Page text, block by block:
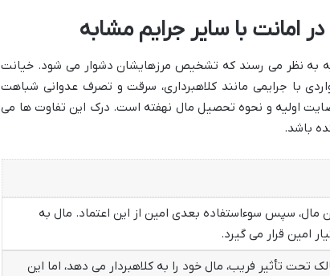
امانت با سایر جرایم مشابه
به نظر می رسند که تشخیص مرزهایشان دشوار می شود. خیانت
با جرایمی مانند کلاهبرداری، سرقت و تصرف عدوانی شباهت
رضایت اولیه و نحوه تحصیل مال نهفته است. درک این تفاوت ها می
باشد.
مال، سپس سوءاستفاده بعدی امین از این اعتماد. مال به
امین قرار می گیرد.
تحت تأثیر فریب، مال خود را به کلاهبردار می دهد، اما این